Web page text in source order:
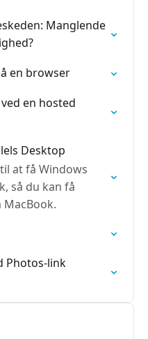
Manglende
en browser
en hosted
Desktop
at få Windows
så du kan få
MacBook.
Photos-link